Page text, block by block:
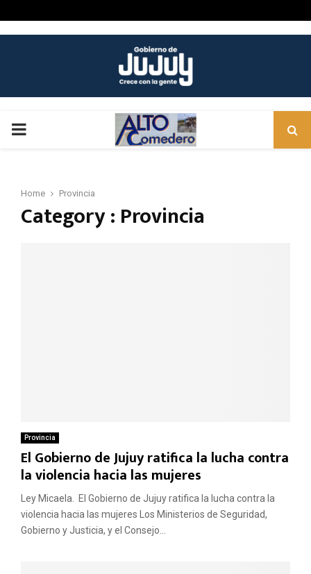
PRIMARY
Home Provincia
Category : Provincia
Provincia
El Gobierno de Jujuy ratifica la lucha contra
la violencia hacia las mujeres
Ley Micaela. El Gobierno de Jujuy ratifica la lucha contra la
violencia hacia las mujeres Los Ministerios de Seguridad,
Gobierno y Justicia, y el Consejo...